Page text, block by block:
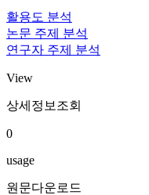
활용도 분석
논문 주제 분석
연구자 주제 분석
View
상세정보조회
0
usage
원문다운로드